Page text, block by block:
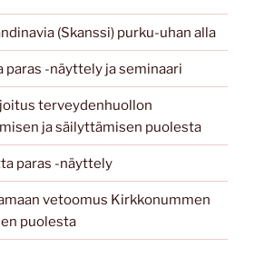
(Skanssi) purku-uhan alla
paras -näyttely ja seminaari
terveydenhuollon
ja säilyttämisen puolesta
paras -näyttely
vetoomus Kirkkonummen
puolesta